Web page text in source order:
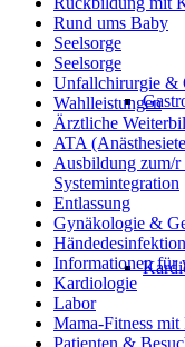
Rund ums Baby
Seelsorge
Seelsorge
Unfallchirurgie &
Wahlleistungen
Ärztliche
ATA
Ausbildung zum/
Systemintegration
Entlassung
Gynäkologie &
Händedesinfektion
Informationen für
Kardiologie
Labor
Mama-Fitness